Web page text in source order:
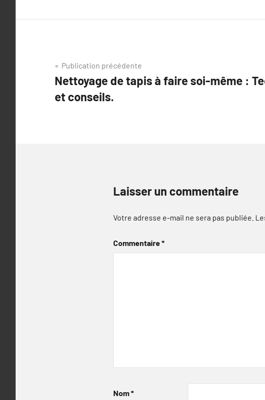
Navigation
de
l’article
Publication précédente
Nettoyage de tapis à faire soi-même :
et conseils.
Laisser un commentaire
Votre adresse e-mail ne sera pas publiée.
Commentaire*
Nom*